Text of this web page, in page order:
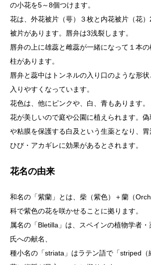
の小花を5～8個つけます。
花は、外花被片（萼）３枚と内花被片（花
被片があります。唇弁は3浅裂します。
唇弁の上に雄蕊と雌蕊が一緒になって１本
柱があります。
唇弁と蕊中はトンネルの入り口のような形
入りやすくなっています。
花色は、他にピンクや、白、青もあります。
花が美しいので庭や公園に植えられます。
や粘膜を保護する白及という生薬となり、
ひび・アカギレに効果があるとされます。
花名の由来
和名の「紫蘭」とは、柴（紫色）＋蘭（
科で紫色の花を咲かせることに拠ります。
属名の「Bletilla」は、スペインの植物学者
氏への献名、
種小名の「striata」はラテン語で「striped（